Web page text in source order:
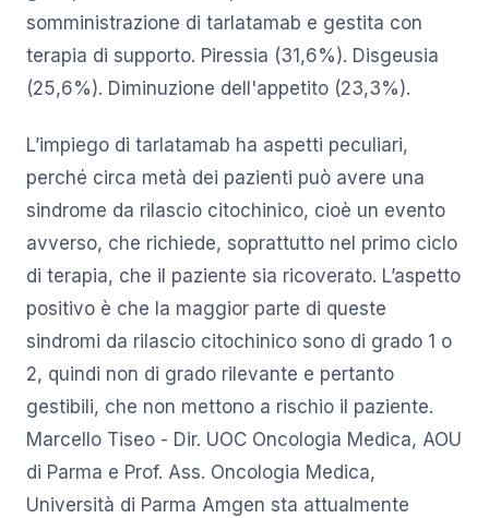
somministrazione di tarlatamab e gestita con
terapia di supporto. Piressia (31,6%). Disgeusia
(25,6%). Diminuzione dell'appetito (23,3%).
L’impiego di tarlatamab ha aspetti peculiari,
perché circa metà dei pazienti può avere una
sindrome da rilascio citochinico, cioè un evento
avverso, che richiede, soprattutto nel primo ciclo
di terapia, che il paziente sia ricoverato. L’aspetto
positivo è che la maggior parte di queste
sindromi da rilascio citochinico sono di grado 1 o
2, quindi non di grado rilevante e pertanto
gestibili, che non mettono a rischio il paziente.
Marcello Tiseo - Dir. UOC Oncologia Medica, AOU
di Parma e Prof. Ass. Oncologia Medica,
Università di Parma Amgen sta attualmente